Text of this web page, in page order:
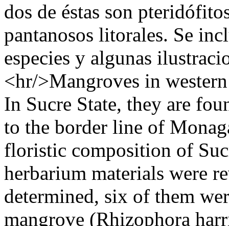
dos de éstas son
pantanosos litorales. Se
especies y algunas
<hr/>Mangroves in
In Sucre State, they are
to the border line of
floristic composition of
herbarium materials were
determined, six of them
mangrove (Rhizophora